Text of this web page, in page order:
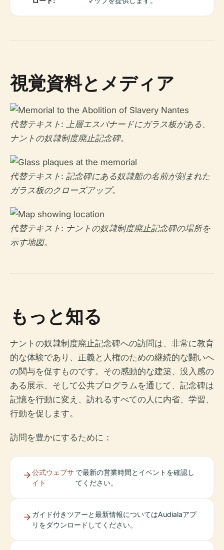
視覚資料とメディア
代替テキスト: 上層エスパナードにガラス板がある、
ナントの奴隷制度廃止記念碑。
代替テキスト: 記念碑にある奴隷船の名前が刻まれた
ガラス板のクローズアップ。
代替テキスト: ナントの奴隷制度廃止記念碑の場所を
示す地図。
もっと知る
ナントの奴隷制度廃止記念碑への訪問は、非常に教育
的な体験であり、正義と人権のための継続的な闘いへ
の関与を促すものです。その感動的な建築、没入感の
ある展示、そして公共プログラムを通じて、記念碑は
記憶を行動に変え、訪れるすべての人に内省、学習、
行動を促します。
訪問を豊かにするために：
公式ウェブサ
イト
で最新の営業時間とイベントを確認し
てください。
ガイド付きツアーと最新情報についてはAudialaアプ
リをダウンロードしてください。